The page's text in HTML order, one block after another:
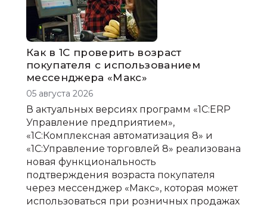
Как в 1С проверить возраст
покупателя с использованием
мессенджера «Макс»
05 августа 2026
В актуальных версиях программ «1С:ERP
Управление предприятием»,
«1С:Комплексная автоматизация 8» и
«1С:Управление торговлей 8» реализована
новая функциональность
подтверждения возраста покупателя
через мессенджер «Макс», которая может
использоваться при розничных продажах